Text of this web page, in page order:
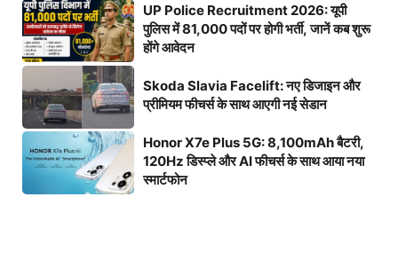
UP Police Recruitment 2026: यूपी
पुलिस में 81,000 पदों पर होगी भर्ती, जानें कब शुरू
होंगे आवेदन
Skoda Slavia Facelift: नए डिजाइन और
प्रीमियम फीचर्स के साथ आएगी नई सेडान
Honor X7e Plus 5G: 8,100mAh बैटरी,
120Hz डिस्प्ले और AI फीचर्स के साथ आया नया
स्मार्टफोन